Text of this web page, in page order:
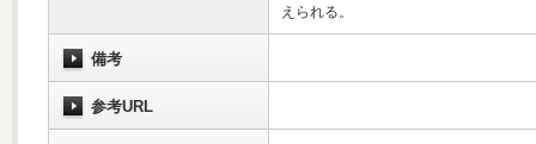
えられる。
備考
参考URL